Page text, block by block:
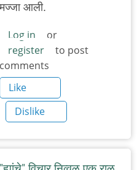
मज्जा आली.
Log in
or
register
to post
comments
Like
Dislike